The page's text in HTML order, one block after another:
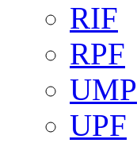
RIF
RPF
UMP
UPF